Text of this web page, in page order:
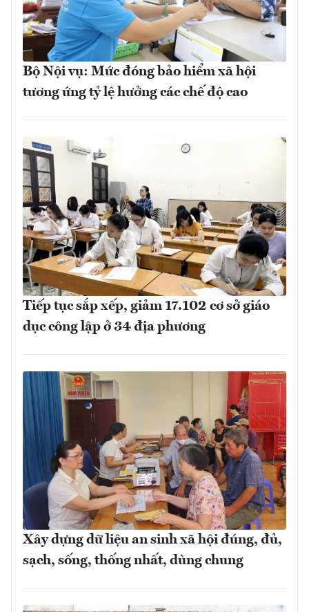
Bộ Nội vụ: Mức đóng bảo hiểm xã hội
tương ứng tỷ lệ hưởng các chế độ cao
Tiếp tục sắp xếp, giảm 17.102 cơ sở giáo
dục công lập ở 34 địa phương
Xây dựng dữ liệu an sinh xã hội đúng, đủ,
sạch, sống, thống nhất, dùng chung